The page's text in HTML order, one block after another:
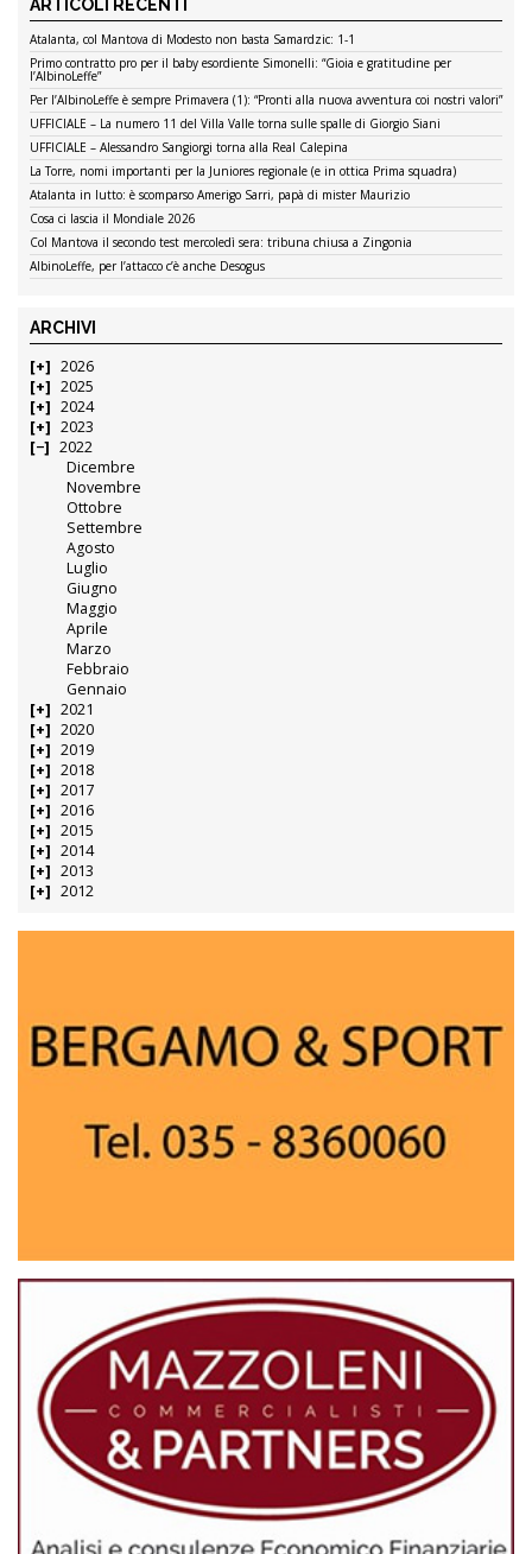
ARTICOLI RECENTI
Atalanta, col Mantova di Modesto non basta Samardzic: 1-1
Primo contratto pro per il baby esordiente Simonelli: “Gioia e gratitudine per
l’AlbinoLeffe”
Per l’AlbinoLeffe è sempre Primavera (1): “Pronti alla nuova avventura coi nostri valori”
UFFICIALE – La numero 11 del Villa Valle torna sulle spalle di Giorgio Siani
UFFICIALE – Alessandro Sangiorgi torna alla Real Calepina
La Torre, nomi importanti per la Juniores regionale (e in ottica Prima squadra)
Atalanta in lutto: è scomparso Amerigo Sarri, papà di mister Maurizio
Cosa ci lascia il Mondiale 2026
Col Mantova il secondo test mercoledì sera: tribuna chiusa a Zingonia
AlbinoLeffe, per l’attacco c’è anche Desogus
ARCHIVI
2026
2025
2024
2023
2022
Dicembre
Novembre
Ottobre
Settembre
Agosto
Luglio
Giugno
Maggio
Aprile
Marzo
Febbraio
Gennaio
2021
2020
2019
2018
2017
2016
2015
2014
2013
2012